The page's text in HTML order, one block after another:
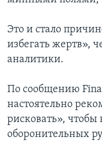
Это и стало
избегать жертв»,
аналитики.
По сообщению
настоятельно
рисковать», чтобы
оборонительных